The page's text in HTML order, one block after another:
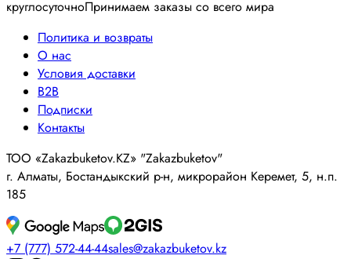
круглосуточноПринимаем заказы со всего мира
Политика и возвраты
О нас
Условия доставки
B2B
Подписки
Контакты
ТОО «Zakazbuketov.KZ» "Zakazbuketov"
г. Алматы, Бостандыкский р-н, микрорайон Керемет, 5, н.п.
185
+7 (777) 572-44-44sales@zakazbuketov.kz